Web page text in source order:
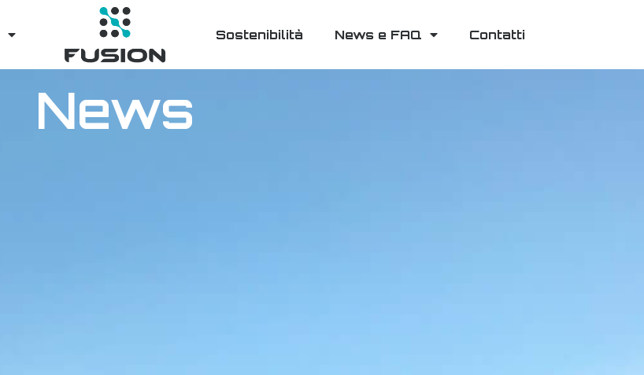
Sostenibilità News e FAQ Contatti
News